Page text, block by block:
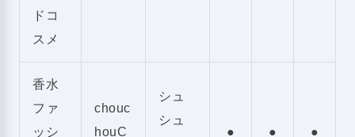
ドコ
スメ
香水
ファ
ッシ
chouc
houC
シュ
シュ
● ● ●